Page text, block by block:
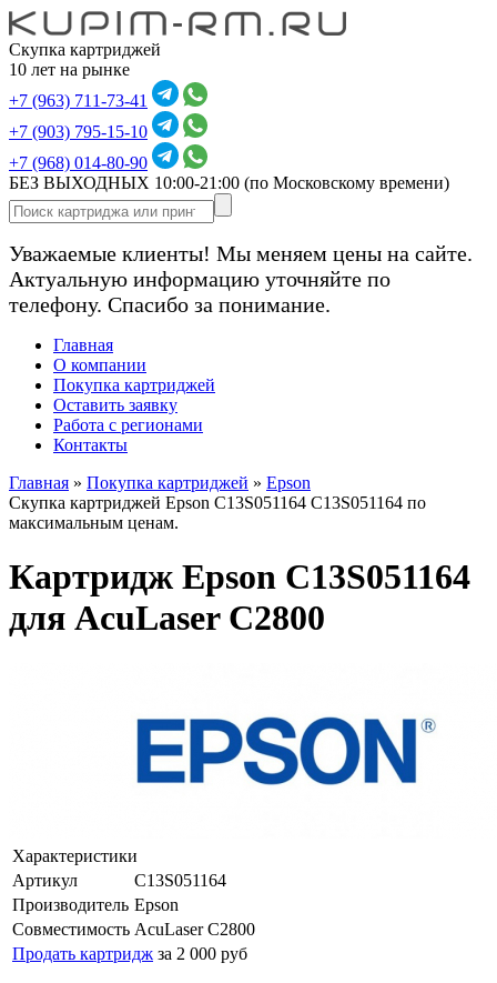
Скупка картриджей
10 лет на рынке
+7 (963) 711-73-41
+7 (903) 795-15-10
+7 (968) 014-80-90
БЕЗ ВЫХОДНЫХ 10:00-21:00 (по Московскому времени)
Уважаемые клиенты! Мы меняем цены на сайте.
Актуальную информацию уточняйте по
телефону. Спасибо за понимание.
Главная
О компании
Покупка картриджей
Оставить заявку
Работа с регионами
Контакты
Главная » Покупка картриджей » Epson
Скупка картриджей Epson C13S051164 C13S051164 по
максимальным ценам.
Картридж Epson C13S051164
для AcuLaser C2800
Характеристики
Артикул
C13S051164
Производитель Epson
Совместимость AcuLaser C2800
Продать картридж за 2 000 руб